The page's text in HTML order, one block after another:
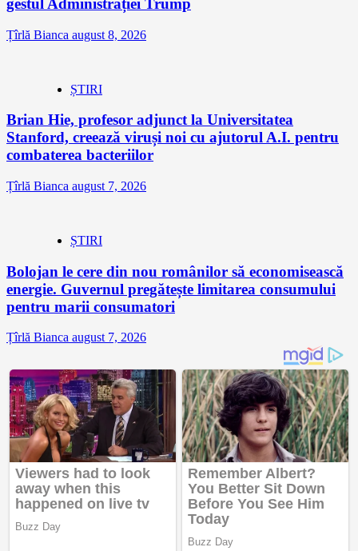
gestul Administrației Trump
Țîrlă Bianca august 8, 2026
ȘTIRI
Brian Hie, profesor adjunct la Universitatea
Stanford, creează viruși noi cu ajutorul A.I. pentru
combaterea bacteriilor
Țîrlă Bianca august 7, 2026
ȘTIRI
Bolojan le cere din nou românilor să economisească
energie. Guvernul pregătește limitarea consumului
pentru marii consumatori
Țîrlă Bianca august 7, 2026